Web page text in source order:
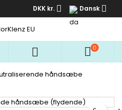
Dansk 
DKK kr. 
 0
håndsæbe
Fortryd Opret
at gemme produkter på din